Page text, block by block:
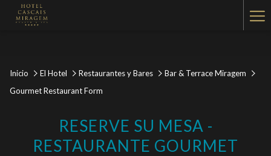
Inicio El Hotel Restaurantes y Bares
Bar & Terrace Miragem
Gourmet Restaurant Form
RESERVE SU MESA -
RESTAURANTE GOURMET